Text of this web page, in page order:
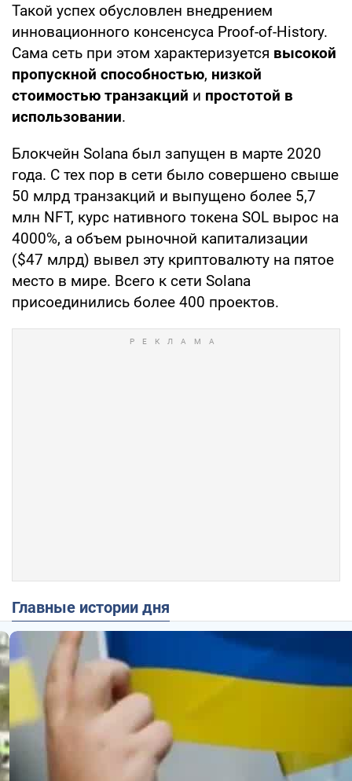
Такой успех обусловлен внедрением
инновационного консенсуса Proof-of-History.
Сама сеть при этом характеризуется высокой
пропускной способностью, низкой
стоимостью транзакций и простотой в
использовании.
Блокчейн Solana был запущен в марте 2020
года. С тех пор в сети было совершено свыше
50 млрд транзакций и выпущено более 5,7
млн NFT, курс нативного токена SOL вырос на
4000%, а объем рыночной капитализации
($47 млрд) вывел эту криптовалюту на пятое
место в мире. Всего к сети Solana
присоединились более 400 проектов.
Главные истории дня